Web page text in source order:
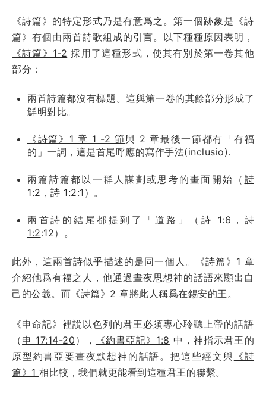
《詩篇》的特定形式乃是有意爲之。第一個跡象是《詩
篇》有個由兩首詩歌組成的引言。以下種種原因表明，
《詩篇》1-2 採用了這種形式，使其有別於第一卷其他
部分：
兩首詩篇都沒有標題。這與第一卷的其餘部分形成了
鮮明對比。
《詩篇》1 章 1 -2 節與 2 章最後一節都有「有福
的」一詞，這是首尾呼應的寫作手法(inclusio).
兩篇詩篇都以一群人謀劃或思考的畫面開始（ 詩
1:2 ， 詩 1:2:1）。
兩首詩的結尾都提到了「道路」（ 詩 1:6 ， 詩
1:2:12）。
此外，這兩首詩似乎描述的是同一個人。
《詩篇》1 章
介紹他爲有福之人，他通過晝夜思想神的話語來顯出自
己的公義。而 《詩篇》2 章將此人稱爲在錫安的王。
《申命記》裡說以色列的君王必須專心聆聽上帝的話語
（ 申 17:14-20 ）， 《約書亞記》1:8 中，神指示君王的
原型約書亞要晝夜默想神的話語。把這些經文與 《詩
篇》1 相比較，我們就更能看到這種君王的聯繫。